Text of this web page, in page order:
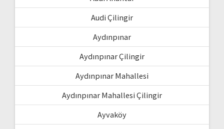
Audi Çilingir
Aydınpınar
Aydınpınar Çilingir
Aydınpınar Mahallesi
Aydınpınar Mahallesi Çilingir
Ayvaköy